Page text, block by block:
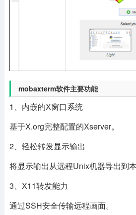
mobaxterm软件主要功能
1、内嵌的X窗口系统
基于X.org完整配置的Xserver。
2、轻松转发显示输出
将显示输出从远程Unix机器导出到
3、X11转发能力
通过SSH安全传输远程画面。